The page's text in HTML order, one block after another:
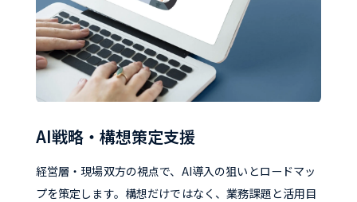
AI戦略・構想策定支援
経営層・現場双方の視点で、AI導入の狙いとロードマッ
プを策定します。構想だけではなく、業務課題と活用目